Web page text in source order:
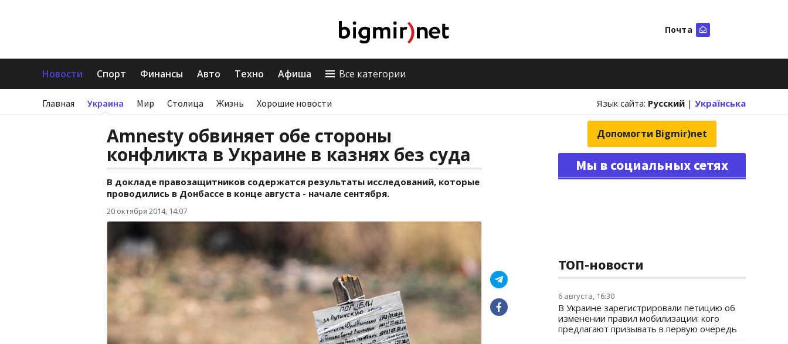
Почта
Новости Спорт Финансы Авто Техно Афиша Все категории
Главная Украина Мир Столица Жизнь Хорошие новости Язык сайта: Русский | Українська
Amnesty обвиняет обе стороны
конфликта в Украине в казнях без суда
В докладе правозащитников содержатся результаты исследований, которые
проводились в Донбассе в конце августа - начале сентября.
20 октября 2014, 14:07
Допомогти Bigmir)net
Мы в социальных сетях
ТОП-новости
6 августа, 16:30
В Украине зарегистрировали петицию об
изменении правил мобилизации: кого
предлагают призывать в первую очередь